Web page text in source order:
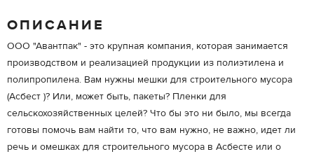
ОПИСАНИЕ
ООО "Авантпак" - это крупная компания, которая занимается
производством и реализацией продукции из полиэтилена и
полипропилена. Вам нужны мешки для строительного мусора
(Асбест )? Или, может быть, пакеты? Пленки для
сельскохозяйственных целей? Что бы это ни было, мы всегда
готовы помочь вам найти то, что вам нужно, не важно, идет ли
речь и омешках для строительного мусора в Асбесте или о